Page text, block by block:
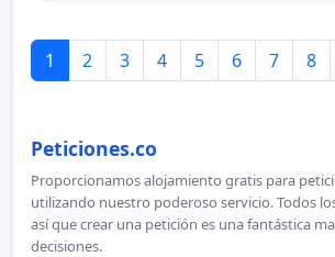
1 2 3 4 5 6 7 8
Peticiones.co
Proporcionamos alojamiento gratis para
utilizando nuestro poderoso servicio. Todos
así que crear una petición es una fantástica
decisiones.